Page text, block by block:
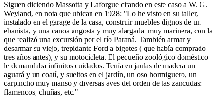
Siguen diciendo Massotta y Laforgue citando en este caso a W. G.
Weyland, en nota que ubican en 1928: "Lo he visto en su taller,
instalado en el garage de la casa, construir muebles dignos de un
ebanista, y una canoa angosta y muy alargada, muy marinera, con la
que realizó una excursión por el río Paraná. También armar y
desarmar su viejo, trepidante Ford a bigotes ( que había comprado
tres años antes), y su motocicleta. El pequeño zoológico doméstico
le demandaba infinitos cuidados. Tenía en jaulas de madera un
aguará y un coatí, y sueltos en el jardín, un oso hormiguero, un
carpincho muy manso y diversas aves del orden de las zancudas:
flamencos, chuñas, etc."